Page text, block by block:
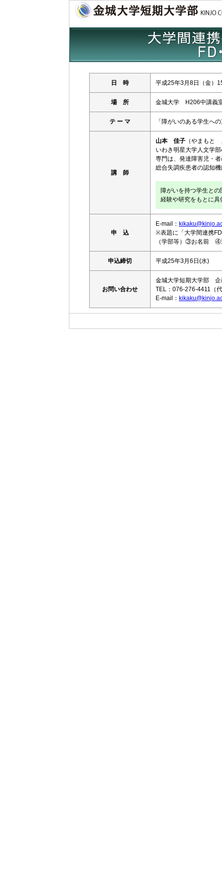
日 時 平成25年3月8日（金）
場 所 金城大学 H206中講義
テ ー マ 「障がいのある学生へ
講 師
山本 佳子 （やまもと
いわき明星大学人文学
専門は、発達障害児・
総合失調疾患者の認知
障がいを持つ学生と
経験や研究をもとに
申 込
E-mail：
※表題に「大学間連携
（学部等）③お名前 ④
申込締切 平成25年3月6日(水)
お問い合わせ
金城大学短期大学部 企
TEL：076-276-4411（
E-mail：